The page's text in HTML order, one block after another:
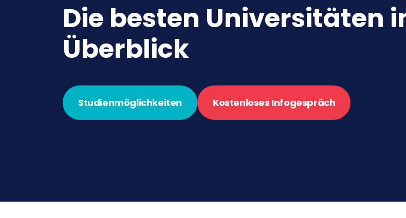
Die besten Universitäten
Überblick
Studienmöglichkeiten Kostenloses Infogespräch